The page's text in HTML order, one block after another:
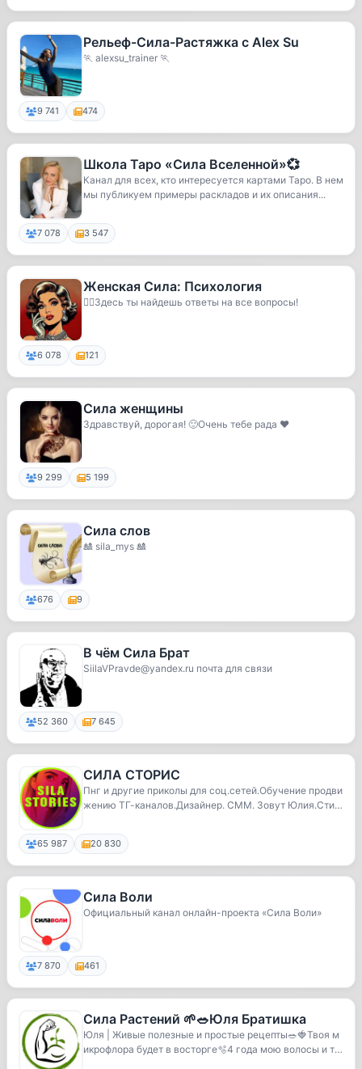
Рельеф-Сила-Растяжка с Alex Su
🏃 alexsu_trainer 🏃
9 741 474
Школа Таро «Сила Вселенной»💞
Канал для всех, кто интересуется картами Таро. В нем
мы публикуем примеры раскладов и их описания...
7 078 3 547
Женская Сила: Психология
💁‍♀️Здесь ты найдешь ответы на все вопросы!
6 078 121
Сила женщины
Здравствуй, дорогая! 🙂Очень тебе рада ❤️
9 299 5 199
Сила слов
🎎 sila_mys 🎎
676 9
В чём Сила Брат
SiilaVPravde@yandex.ru почта для связи
52 360 7 645
СИЛА СТОРИС
Пнг и другие приколы для соц.сетей.Обучение продви
жению ТГ-каналов.Дизайнер. СММ. Зовут Юлия.Сти
65 987 20 830
Сила Воли
Официальный канал онлайн-проекта «Сила Воли»
7 870 461
Сила Растений 🌱🥗Юля Братишка
Юля | Живые полезные и простые рецепты🥗🍓Твоя м
икрофлора будет в восторге🫧4 года мою волосы и те